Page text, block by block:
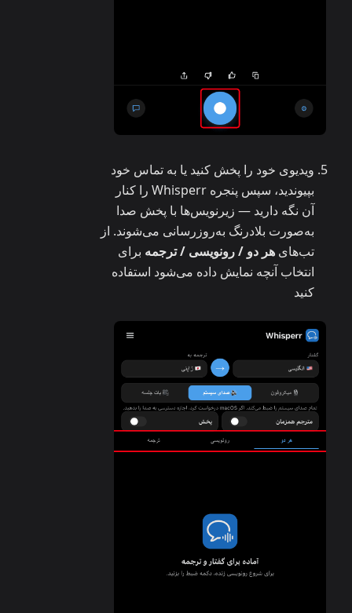
ویدیوی خود را پخش کنید یا به تماس خود
بپیوندید، سپس پنجره Whisperr را کنار
آن نگه دارید — زیرنویس‌ها با پخش صدا
به‌صورت بلادرنگ به‌روزرسانی می‌شوند. از
تب‌های هر دو / رونویسی / ترجمه برای
انتخاب آنچه نمایش داده می‌شود استفاده
کنید